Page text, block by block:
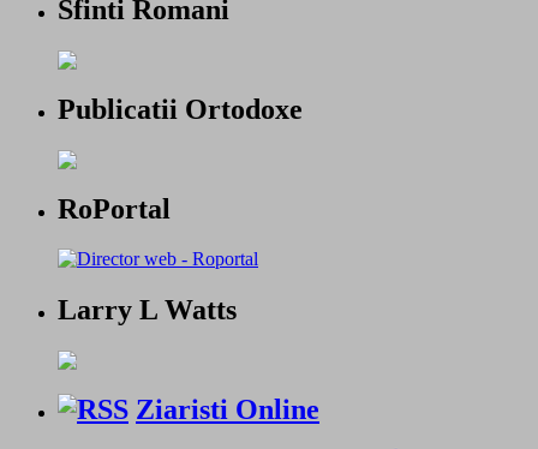
Sfinti Romani
Publicatii Ortodoxe
RoPortal
Larry L Watts
Ziaristi Online